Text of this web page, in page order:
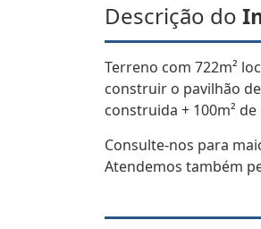
Descrição do
Terreno com 722m²
construir o pavilhão
construida + 100m²
Consulte-nos para
Atendemos também